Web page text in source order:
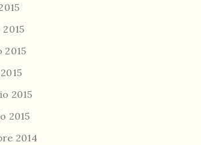
2015
2015
2015
2014